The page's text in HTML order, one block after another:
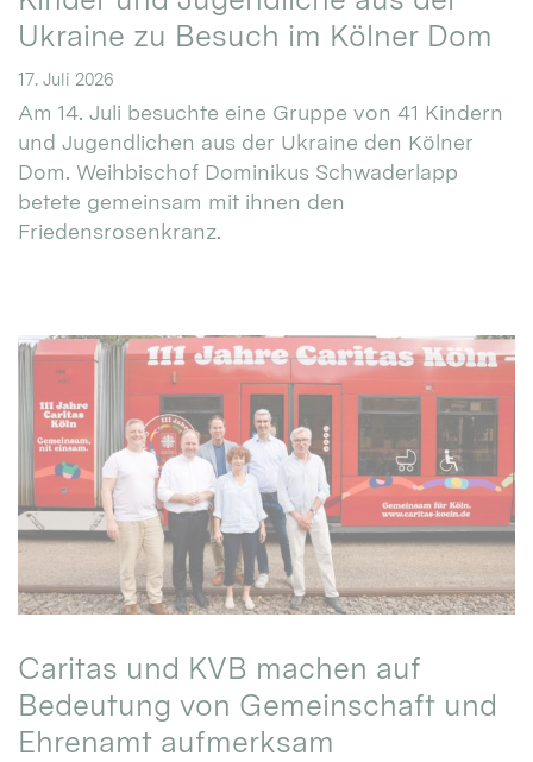
Ukraine zu Besuch im Kölner Dom
17. Juli 2026
Am 14. Juli besuchte eine Gruppe von 41 Kindern
und Jugendlichen aus der Ukraine den Kölner
Dom. Weihbischof Dominikus Schwaderlapp
betete gemeinsam mit ihnen den
Friedensrosenkranz.
Caritas und KVB machen auf
Bedeutung von Gemeinschaft und
Ehrenamt aufmerksam